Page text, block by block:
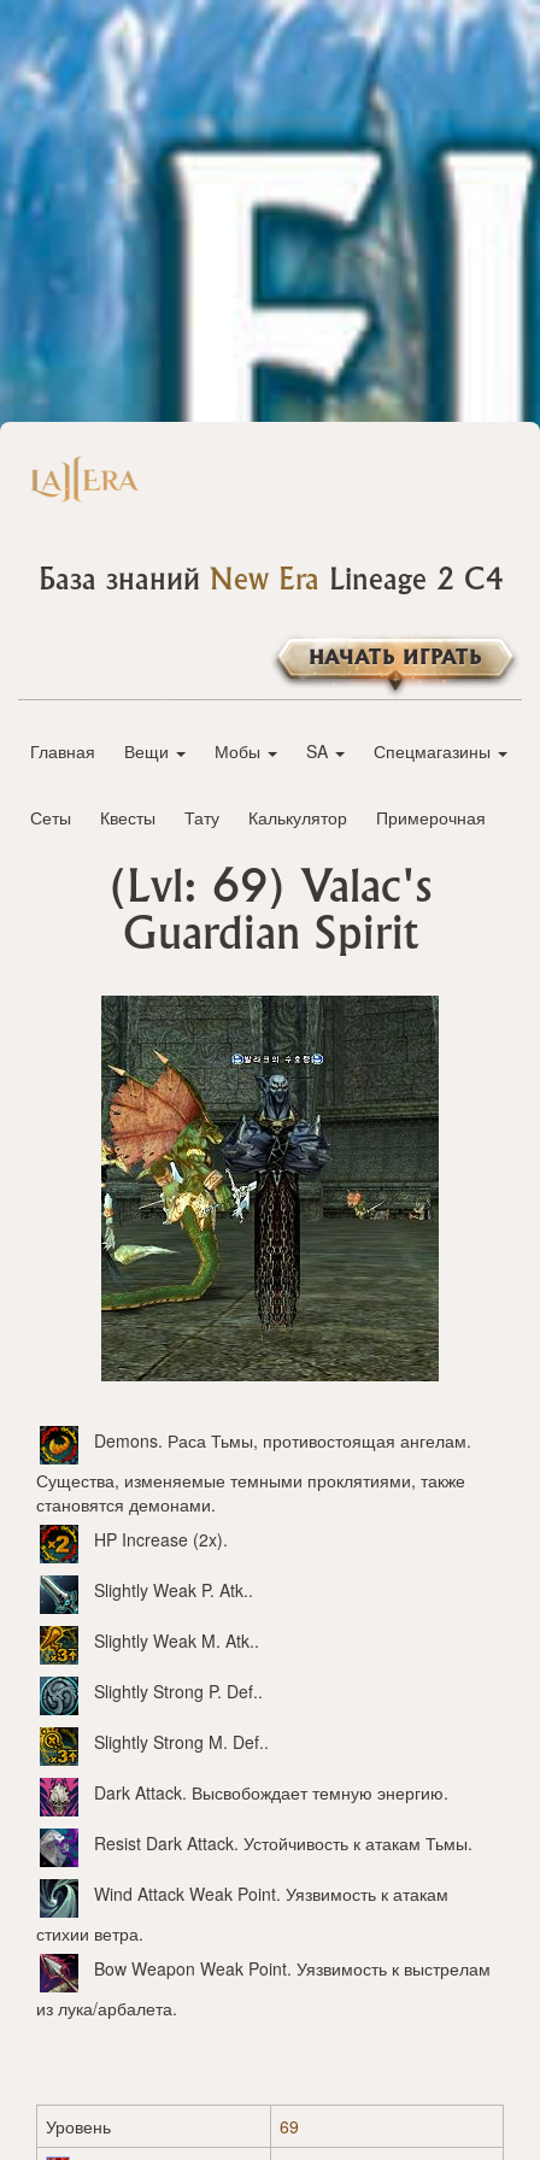
База знаний New Era Lineage 2 C4
НАЧАТЬ ИГРАТЬ
Главная Вещи Мобы SA Спецмагазины
Сеты Квесты Тату Калькулятор Примерочная
(Lvl: 69) Valac's
Guardian Spirit
Demons. Раса Тьмы, противостоящая ангелам.
Существа, изменяемые темными проклятиями, также
становятся демонами.
HP Increase (2x).
Slightly Weak P. Atk..
Slightly Weak M. Atk..
Slightly Strong P. Def..
Slightly Strong M. Def..
Dark Attack. Высвобождает темную энергию.
Resist Dark Attack. Устойчивость к атакам Тьмы.
Wind Attack Weak Point. Уязвимость к атакам
стихии ветра.
Bow Weapon Weak Point. Уязвимость к выстрелам
из лука/арбалета.
Уровень
69